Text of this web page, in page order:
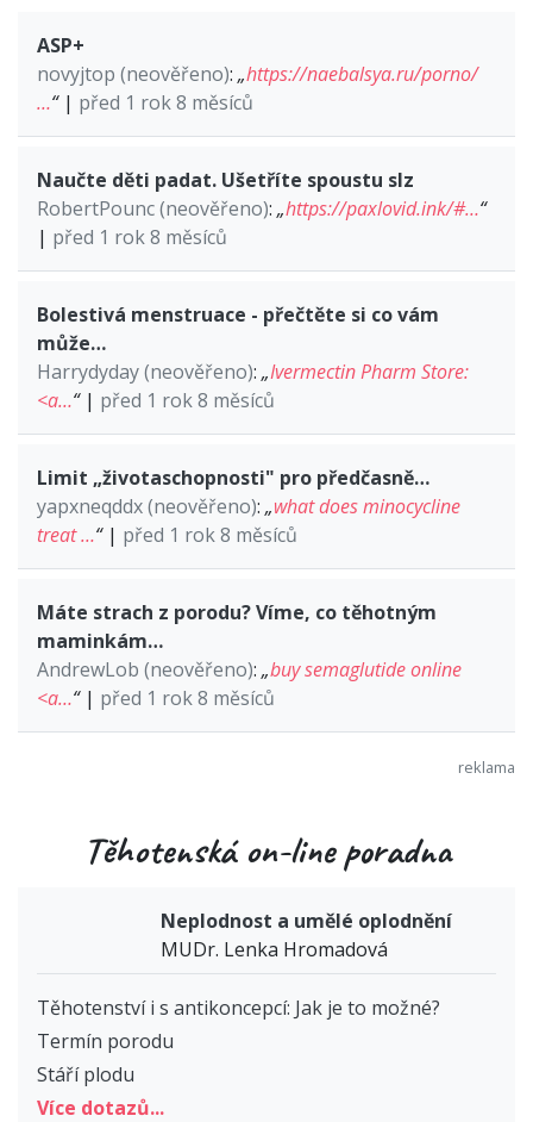
ASP+
novyjtop (neověřeno): „https://naebalsya.ru/porno/
…“| před 1 rok 8 měsíců
Naučte děti padat. Ušetříte spoustu slz
RobertPounc (neověřeno): „https://paxlovid.ink/#…“
| před 1 rok 8 měsíců
Bolestivá menstruace - přečtěte si co vám
může…
Harrydyday (neověřeno): „Ivermectin Pharm Store:
<a…“| před 1 rok 8 měsíců
Limit „životaschopnosti" pro předčasně…
yapxneqddx (neověřeno): „what does minocycline
treat …“| před 1 rok 8 měsíců
Máte strach z porodu? Víme, co těhotným
maminkám…
AndrewLob (neověřeno): „buy semaglutide online
<a…“| před 1 rok 8 měsíců
Těhotenská on-line poradna
Neplodnost a umělé oplodnění
MUDr. Lenka Hromadová
Těhotenství i s antikoncepcí: Jak je to možné?
Termín porodu
Stáří plodu
Více dotazů...